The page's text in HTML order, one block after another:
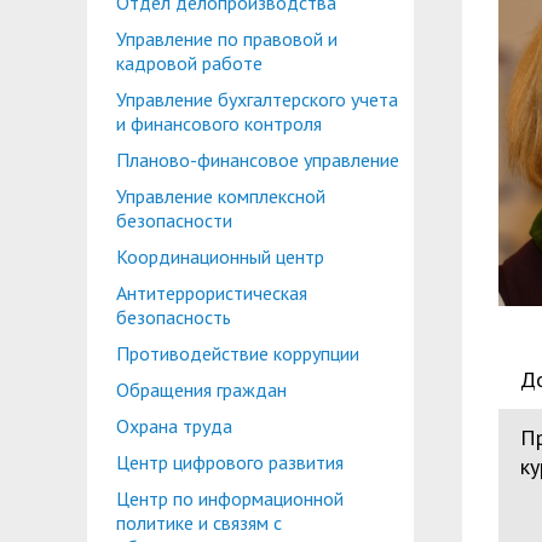
Планово-финансовое управление
Координационный центр
Противодействие коррупции
Охрана труда
Центр по информационной политике и
Управление по административно-
Профком студентов и аспирантов
Лучшие студенты
Вопросы ректору
Центр карьеры
Консультационный центр поддержки
Учебно-тренинговый центр
Центр тестирования иностранных граждан
Центр русского языка как иностранного
Образовательный модуль «Обучение
Управление по правовой и
кадровой работе
Управление бухгалтерского учета
и финансового контроля
Планово-финансовое управление
Управление комплексной
безопасности
Координационный центр
Антитеррористическая
безопасность
Противодействие коррупции
Обращения граждан
Охрана труда
Центр цифрового развития
Центр по информационной
политике и связям с